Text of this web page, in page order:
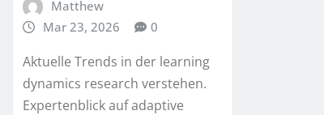
Matthew
Mar 23, 2026
0
Aktuelle Trends in der learning
dynamics research verstehen.
Expertenblick auf adaptive